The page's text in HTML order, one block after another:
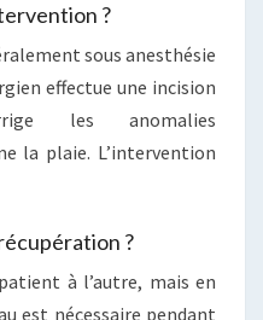
?
sous anesthésie
effectue une incision
les anomalies
la plaie. L’intervention
?
à l’autre, mais en
est nécessaire pendant